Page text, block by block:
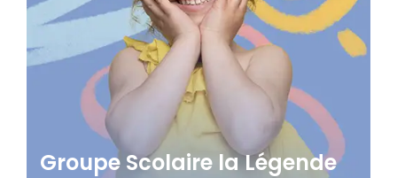
Groupe Scolaire la Légende